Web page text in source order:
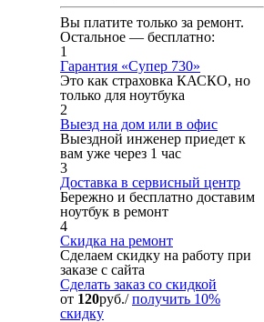
Вы платите только за ремонт.
Остальное — бесплатно:
1
Гарантия «Супер 730»
Это как страховка КАСКО, но
только для ноутбука
2
Выезд на дом или в офис
Выездной инженер приедет к
вам уже через 1 час
3
Доставка в сервисный центр
Бережно и бесплатно доставим
ноутбук в ремонт
4
Скидка на ремонт
Сделаем скидку на работу при
заказе с сайта
Сделать заказ со скидкой
от 120руб./получить 10%
скидку